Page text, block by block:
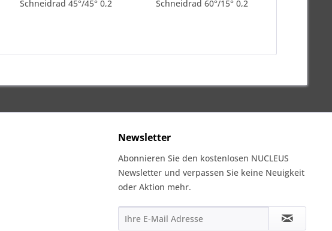
Schneidrad 45°/45° 0,2 Schneidrad 60°/15° 0,2
Newsletter
Abonnieren Sie den kostenlosen NUCLEUS
Newsletter und verpassen Sie keine Neuigkeit
oder Aktion mehr.